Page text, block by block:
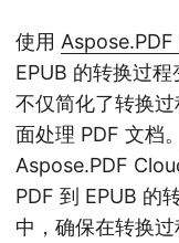
使用
EPUB 的转换过
不仅简化了转换
面处理 PDF 文档
Aspose.PDF
PDF 到 EPUB 的
中，确保在转换过